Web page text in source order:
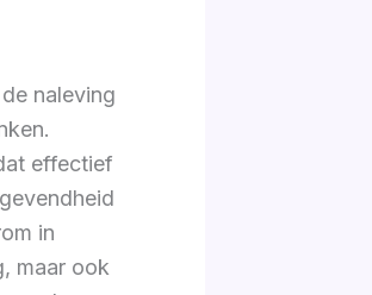
naleving
effectief
in
maar ook